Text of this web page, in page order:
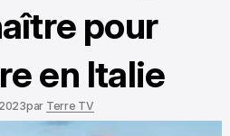
pour
en Italie
par Terre TV